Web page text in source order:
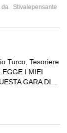
da
Stivalepensante
Turco, Tesoriere
I MIEI
GARA DI...